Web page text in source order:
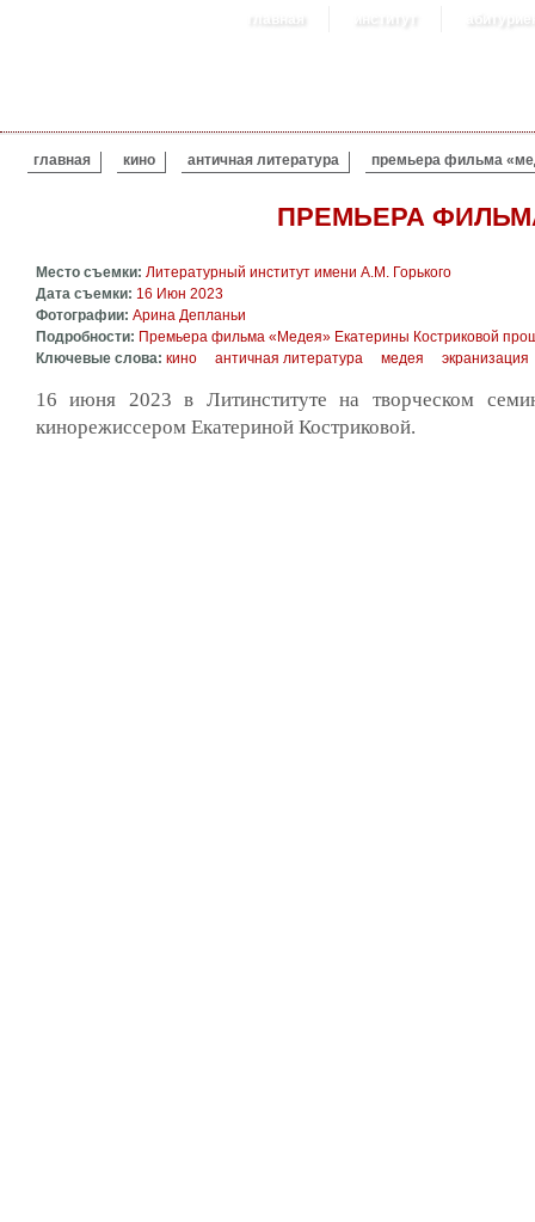
главная институт
ВЫ ЗДЕСЬ
главная кино античная литература премьера фильма
ПРЕМЬЕРА
Место съемки: Литературный институт имени А.М. Горького
Дата съемки: 16 Июн 2023
Фотографии: Арина Депланьи
Подробности: Премьера фильма «Медея» Екатерины Костриковой
Ключевые слова: кино античная литература медея экранизация
16 июня 2023 в Литинституте на творческом
кинорежиссером Екатериной Костриковой.